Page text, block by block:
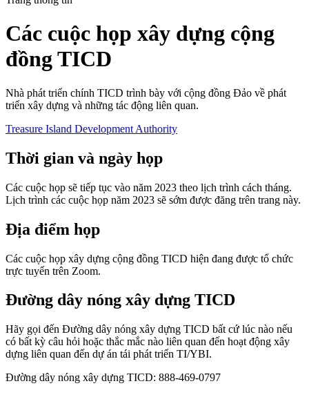
Các cuộc họp xây dựng cộng
đồng TICD
Nhà phát triển chính TICD trình bày với cộng đồng Đảo về phát
triển xây dựng và những tác động liên quan.
Treasure Island Development Authority
Thời gian và ngày họp
Các cuộc họp sẽ tiếp tục vào năm 2023 theo lịch trình cách tháng.
Lịch trình các cuộc họp năm 2023 sẽ sớm được đăng trên trang này.
Địa điểm họp
Các cuộc họp xây dựng cộng đồng TICD hiện đang được tổ chức
trực tuyến trên Zoom.
Đường dây nóng xây dựng TICD
Hãy gọi đến Đường dây nóng xây dựng TICD bất cứ lúc nào nếu
có bất kỳ câu hỏi hoặc thắc mắc nào liên quan đến hoạt động xây
dựng liên quan đến dự án tái phát triển TI/YBI.
Đường dây nóng xây dựng TICD: 888-469-0797